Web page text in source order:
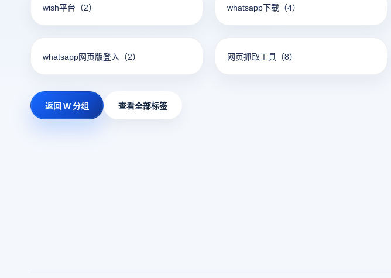
wish平台 （2） whatsapp下载 （4）
whatsapp网页版登入 （2） 网页抓取工具 （8）
返回 W 分组 查看全部标签